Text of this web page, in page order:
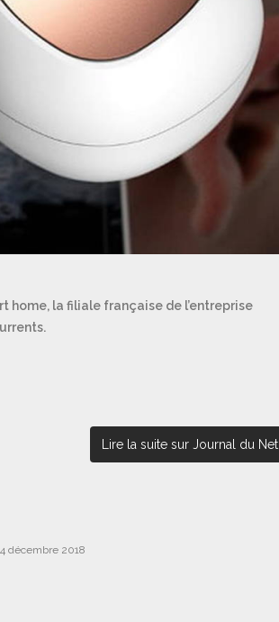
home, la filiale française de l’entreprise
Lire la suite sur Journal du Net
décembre 2018